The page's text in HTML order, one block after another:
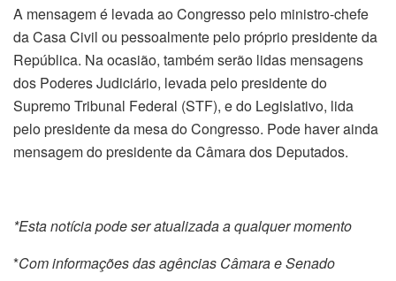
A mensagem é levada ao Congresso pelo ministro-chefe
da Casa Civil ou pessoalmente pelo próprio presidente da
República. Na ocasião, também serão lidas mensagens
dos Poderes Judiciário, levada pelo presidente do
Supremo Tribunal Federal (STF), e do Legislativo, lida
pelo presidente da mesa do Congresso. Pode haver ainda
mensagem do presidente da Câmara dos Deputados.
*Esta notícia pode ser atualizada a qualquer momento
*Com informações das agências Câmara e Senado